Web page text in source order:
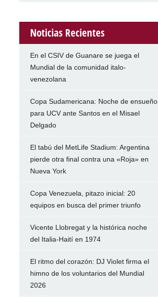
Noticias Recientes
En el CSIV de Guanare se juega el
Mundial de la comunidad italo-
venezolana
Copa Sudamericana: Noche de ensueño
para UCV ante Santos en el Misael
Delgado
El tabú del MetLife Stadium: Argentina
pierde otra final contra una «Roja» en
Nueva York
Copa Venezuela, pitazo inicial: 20
equipos en busca del primer triunfo
Vicente Llobregat y la histórica noche
del Italia-Haití en 1974
El ritmo del corazón: DJ Violet firma el
himno de los voluntarios del Mundial
2026